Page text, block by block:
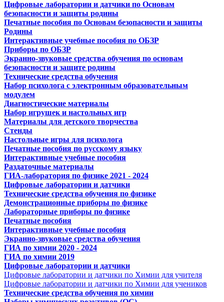
Цифровые лаборатории и датчики по Основам
безопасности и защиты родины
Печатные пособия по Основам безопасности и защиты
Родины
Интерактивные учебные пособия по ОБЗР
Приборы по ОБЗР
Экранно-звуковые средства обучения по основам
безопасности и защите родины
Технические средства обучения
Набор психолога с электронным образовательным
модулем
Диагностические материалы
Набор игрушек и настольных игр
Материалы для детского творчества
Стенды
Настольные игры для психолога
Печатные пособия по русскому языку
Интерактивные учебные пособия
Раздаточные материалы
ГИА-лаборатория по физике 2021 - 2024
Цифровые лаборатории и датчики
Технические средства обучения по физике
Демонстрационные приборы по физике
Лабораторные приборы по физике
Печатные пособия
Интерактивные учебные пособия
Экранно-звуковые средства обучения
ГИА по химии 2020 - 2024
ГИА по химии 2019
Цифровые лаборатории и датчики
Цифровые лаборатории и датчики по Химии для учителя
Цифровые лаборатории и датчики по Химии для учеников
Технические средства обучения по химии